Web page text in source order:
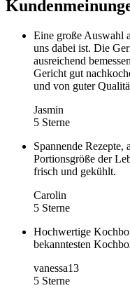
Eine große Auswahl
uns dabei ist. Die
ausreichend
Gericht gut
und von guter
Jasmin
5 Sterne
Spannende
Portionsgröße der
frisch und gekühlt.
Carolin
5 Sterne
Hochwertige
bekanntesten
vanessa13
5 Sterne